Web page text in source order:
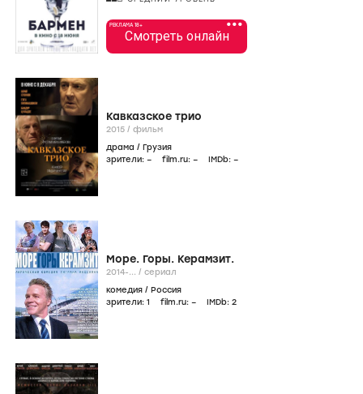
•••
РЕКЛАМА 18+
Смотреть онлайн
Кавказское трио
2015 / фильм
драма / Грузия
зрители: – film.ru: – IMDb: –
Море. Горы. Керамзит.
2014-... / сериал
комедия / Россия
зрители: 1 film.ru: – IMDb: 2